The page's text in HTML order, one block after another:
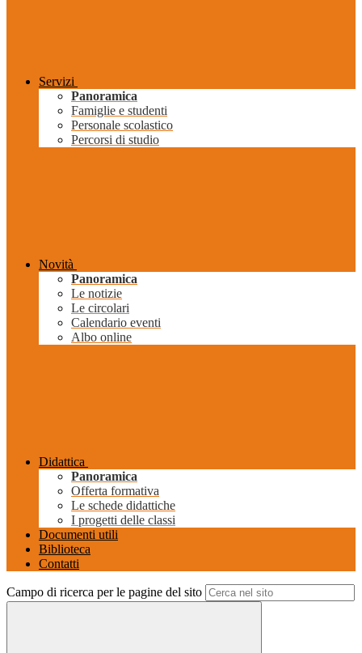
Servizi
Panoramica
Famiglie e studenti
Personale scolastico
Percorsi di studio
Novità
Panoramica
Le notizie
Le circolari
Calendario eventi
Albo online
Didattica
Panoramica
Offerta formativa
Le schede didattiche
I progetti delle classi
Documenti utili
Biblioteca
Contatti
Campo di ricerca per le pagine del sito